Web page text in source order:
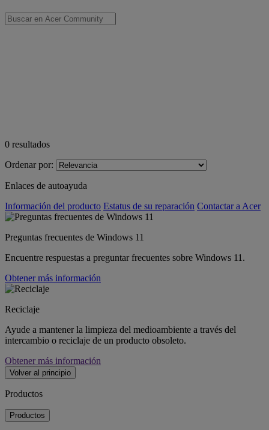
0 resultados
Ordenar por:
Enlaces de autoayuda
Información del producto Estatus de su reparación Contactar a Acer
Preguntas frecuentes de Windows 11
Encuentre respuestas a preguntar frecuentes sobre Windows 11.
Obtener más información
Reciclaje
Ayude a mantener la limpieza del medioambiente a través del
intercambio o reciclaje de un producto obsoleto.
Obtener más información
Volver al principio
Productos
Productos